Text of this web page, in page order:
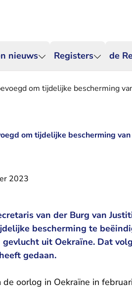
nieuws Registers de
om tijdelijke bescherming
om tijdelijke bescherming
2023
van der Burg van
bescherming te
gevlucht uit Oekraïne. Dat
gedaan.
oorlog in Oekraïne in